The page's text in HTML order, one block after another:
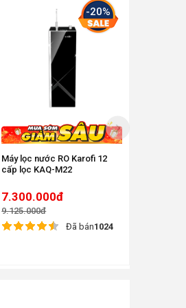
-20%
Máy lọc nước RO Karofi 12
cấp lọc KAQ-M22
7.300.000đ
9.125.000đ
Đã bán1024